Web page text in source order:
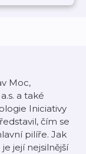
Moc,
a také
Iniciativy
čím se
pilíře. Jak
její nejsilnější